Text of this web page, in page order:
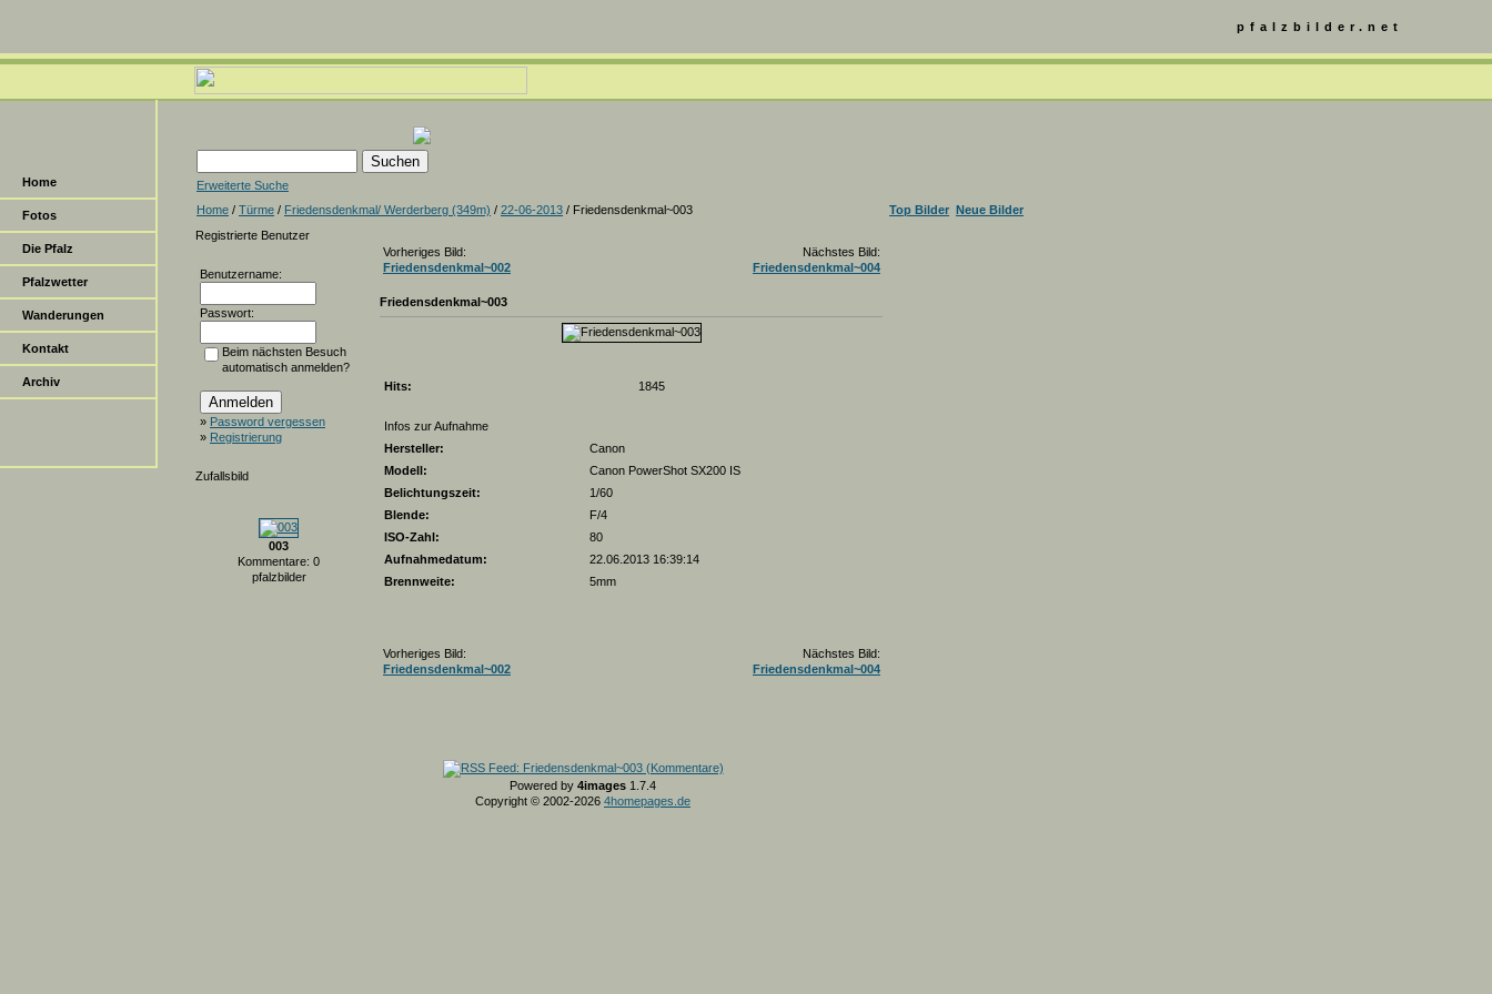
Home
Fotos
Die Pfalz
Pfalzwetter
Wanderungen
Kontakt
Archiv
pfalzbilder.net
Erweiterte Suche
Home / Türme / Friedensdenkmal/ Werderberg (349m) / 22-06-2013 / Friedensdenkmal~003 Top Bilder Neue Bilder
Registrierte Benutzer
Benutzername:
Passwort:
Beim nächsten Besuch
automatisch anmelden?
» Password vergessen
» Registrierung
Zufallsbild
003
Kommentare: 0
pfalzbilder
Vorheriges Bild:
Friedensdenkmal~002
Nächstes Bild:
Friedensdenkmal~004
Friedensdenkmal~003
Hits: 1845
Infos zur Aufnahme
Hersteller:
Canon
Modell:
Canon PowerShot SX200 IS
Belichtungszeit:
1/60
Blende:
F/4
ISO-Zahl:
80
Aufnahmedatum:
22.06.2013 16:39:14
Brennweite:
5mm
Vorheriges Bild:
Friedensdenkmal~002
Nächstes Bild:
Friedensdenkmal~004
Powered by 4images 1.7.4
Copyright © 2002-2026 4homepages.de